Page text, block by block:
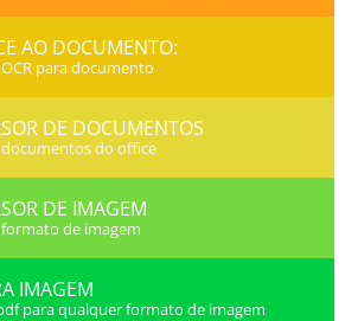
AO DOCUMENTO:
para documento
DE DOCUMENTOS
do office
DE IMAGEM
de imagem
IMAGEM
para qualquer formato de imagem